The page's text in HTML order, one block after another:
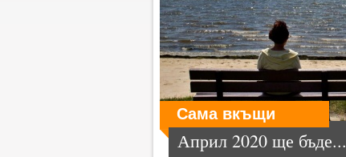
Сама вкъщи
Април 2020 ще бъде...